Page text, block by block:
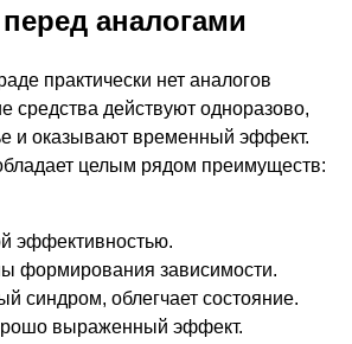
аналогами
практически нет аналогов
средства действуют одноразово,
и оказывают временный эффект.
целым рядом преимуществ:
эффективностью.
формирования зависимости.
синдром, облегчает состояние.
выраженный эффект.